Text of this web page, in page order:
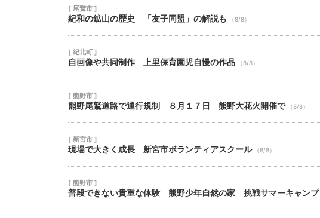
[ 尾鷲市 ]
紀和の鉱山の歴史 「友子同盟」の解説も （8/8）
[ 紀北町 ]
自画像や共同制作 上里保育園児自慢の作品 （8/8）
[ 熊野市 ]
熊野尾鷲道路で通行規制 ８月１７日 熊野大花火開催で （8/8）
[ 新宮市 ]
現場で大きく成長 新宮市ボランティアスクール （8/8）
[ 熊野市 ]
普段できない貴重な体験 熊野少年自然の家 挑戦サマーキャンプ